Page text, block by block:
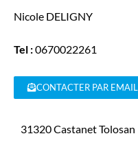
Nicole DELIGNY
Tel :0670022261
CONTACTER PAR EMAIL
31320Castanet Tolosan